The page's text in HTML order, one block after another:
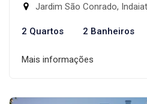
Jardim São Conrado,
2 Quartos 2 Banheiros
Mais informações